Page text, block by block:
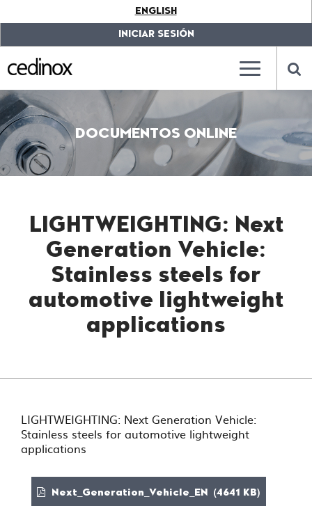
label.access.jump.content???
???
label.access.jump.header???
label.access.jump.footer???
???
label.access.jump.menu???
ENGLISH
INICIAR SESIÓN
???
???
DOCUMENTOS ONLINE
LIGHTWEIGHTING: Next
Generation Vehicle:
Stainless steels for
automotive lightweight
applications
LIGHTWEIGHTING: Next Generation Vehicle:
Stainless steels for automotive lightweight
applications
Next_Generation_Vehicle_EN (4641 KB)